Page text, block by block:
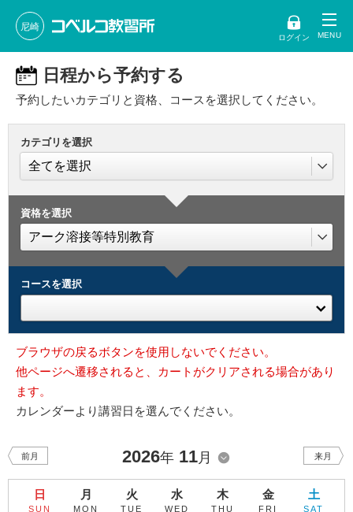
尼崎
ログイン
日程から予約する
予約したいカテゴリと資格、コースを選択してください。
カテゴリを選択
資格を選択
コースを選択
ブラウザの戻るボタンを使用しないでください。
他ページへ遷移されると、カートがクリアされる場合があり
ます。
カレンダーより講習日を選んでください。
前月 2026年 11月 来月
日
SUN
月
MON
火
TUE
水
WED
木
THU
金
FRI
土
SAT